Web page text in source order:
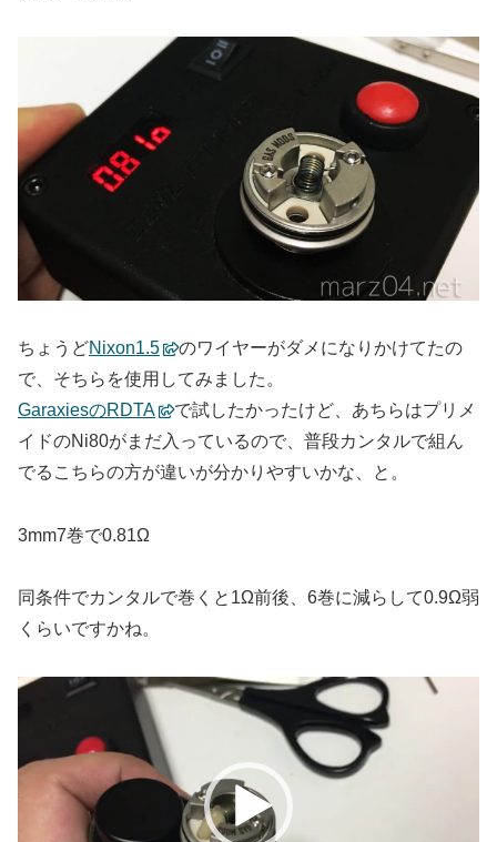
ちょうどNixon1.5
のワイヤーがダメになりかけてたの
で、そちらを使用してみました。
GaraxiesのRDTA
で試したかったけど、あちらはプリメ
イドのNi80がまだ入っているので、普段カンタルで組ん
でるこちらの方が違いが分かりやすいかな、と。
3mm7巻で0.81Ω
同条件でカンタルで巻くと1Ω前後、6巻に減らして0.9Ω弱
くらいですかね。
動